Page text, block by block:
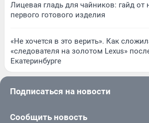
Лицевая гладь для чайников: гайд от
первого готового изделия
«Не хочется в это верить». Как
«следователя на золотом Lexus»
Екатеринбурге
Подписаться на новости
Сообщить новость